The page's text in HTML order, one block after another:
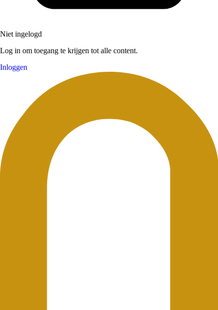
Niet ingelogd
Log in om toegang te krijgen tot alle content.
Inloggen